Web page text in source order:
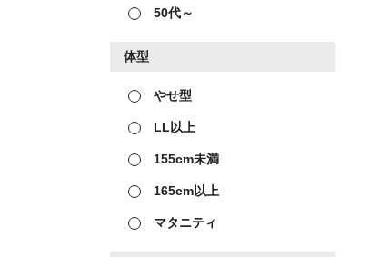
50代～
体型
やせ型
LL以上
155cm未満
165cm以上
マタニティ